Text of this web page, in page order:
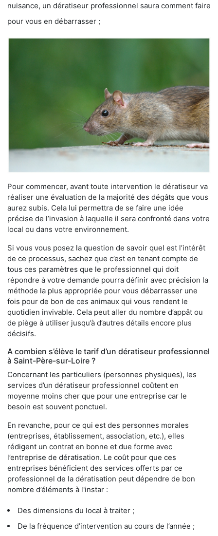
nuisance, un dératiseur professionnel saura comment faire
pour vous en débarrasser ;
Pour commencer, avant toute intervention le dératiseur va
réaliser une évaluation de la majorité des dégâts que vous
aurez subis. Cela lui permettra de se faire une idée
précise de l’invasion à laquelle il sera confronté dans votre
local ou dans votre environnement.
Si vous vous posez la question de savoir quel est l’intérêt
de ce processus, sachez que c’est en tenant compte de
tous ces paramètres que le professionnel qui doit
répondre à votre demande pourra définir avec précision la
méthode la plus appropriée pour vous débarrasser une
fois pour de bon de ces animaux qui vous rendent le
quotidien invivable. Cela peut aller du nombre d’appât ou
de piège à utiliser jusqu’à d’autres détails encore plus
décisifs.
A combien s’élève le tarif d’un dératiseur professionnel
à Saint-Père-sur-Loire ?
Concernant les particuliers (personnes physiques), les
services d’un dératiseur professionnel coûtent en
moyenne moins cher que pour une entreprise car le
besoin est souvent ponctuel.
En revanche, pour ce qui est des personnes morales
(entreprises, établissement, association, etc.), elles
rédigent un contrat en bonne et due forme avec
l’entreprise de dératisation. Le coût pour que ces
entreprises bénéficient des services offerts par ce
professionnel de la dératisation peut dépendre de bon
nombre d’éléments à l'instar :
Des dimensions du local à traiter ;
De la fréquence d’intervention au cours de l’année ;